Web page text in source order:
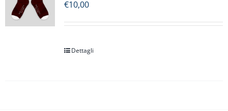
€10,00
Dettagli